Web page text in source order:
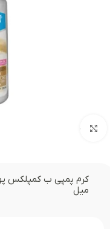
بزرگنمایی تصویر
میل